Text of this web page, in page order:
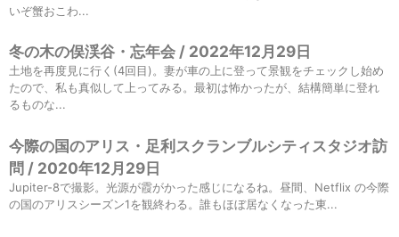
いぞ蟹おこわ...
冬の木の俣渓谷・忘年会 / 2022年12月29日
土地を再度見に行く(4回目)。妻が車の上に登って景観をチェックし始め
たので、私も真似して上ってみる。最初は怖かったが、結構簡単に登れ
るものな...
今際の国のアリス・足利スクランブルシティスタジオ訪
問 / 2020年12月29日
Jupiter-8で撮影。光源が霞がかった感じになるね。昼間、Netflix の今際
の国のアリスシーズン1を観終わる。誰もほぼ居なくなった東...